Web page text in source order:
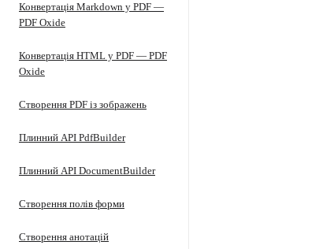
Конвертація Markdown у PDF —
PDF Oxide
Конвертація HTML у PDF — PDF
Oxide
Створення PDF із зображень
Плинний API PdfBuilder
Плинний API DocumentBuilder
Створення полів форми
Створення анотацій